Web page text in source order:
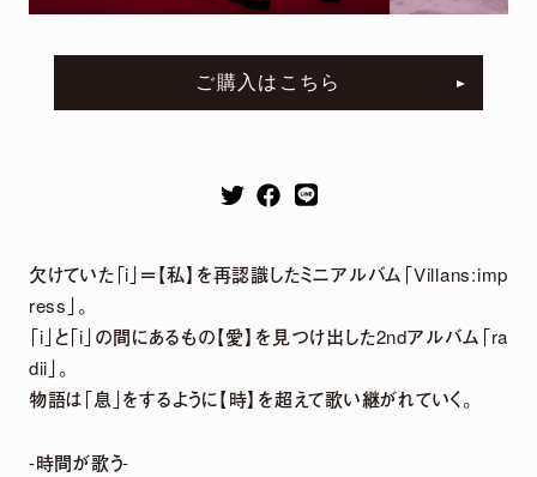
M2.「ふたりピノキオ」（yuigot Remix）
M4.「HyperLoveSong」（KOTONOHOUSE Remix）
2026.07.
ご購入はこちら
欠けていた「i」＝【私】を再認識したミニアルバム「Villans:imp
ress」。
「i」と「i」の間にあるもの【愛】を見つけ出した2ndアルバム「ra
dii」。
物語は「息」をするように【時】を超えて歌い継がれていく。
-時間が歌う-